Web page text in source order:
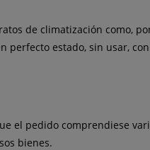
de climatización como,
perfecto estado, sin usar,
el pedido comprendiese
bienes.